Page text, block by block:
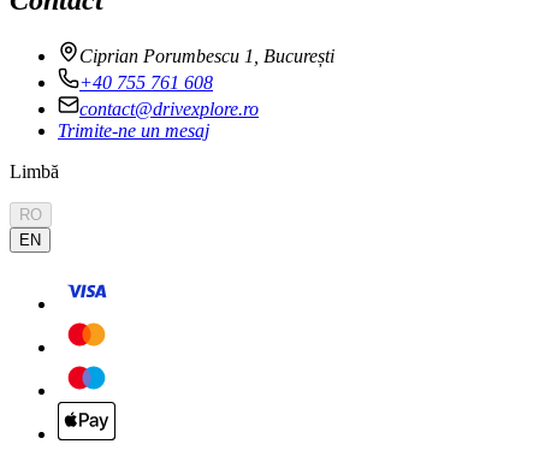
Ciprian Porumbescu 1, București
+40 755 761 608
contact@drivexplore.ro
Trimite-ne un mesaj
Limbă
RO
EN